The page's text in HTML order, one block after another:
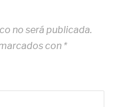
no será publicada.
con *